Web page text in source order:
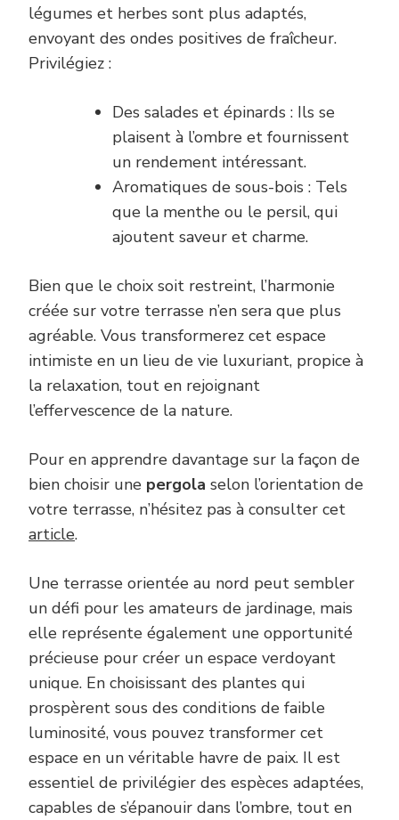
légumes et herbes sont plus adaptés,
envoyant des ondes positives de fraîcheur.
Privilégiez :
Des salades et épinards : Ils se
plaisent à l’ombre et fournissent
un rendement intéressant.
Aromatiques de sous-bois : Tels
que la menthe ou le persil, qui
ajoutent saveur et charme.
Bien que le choix soit restreint, l’harmonie
créée sur votre terrasse n’en sera que plus
agréable. Vous transformerez cet espace
intimiste en un lieu de vie luxuriant, propice à
la relaxation, tout en rejoignant
l’effervescence de la nature.
Pour en apprendre davantage sur la façon de
bien choisir une pergola selon l’orientation de
votre terrasse, n’hésitez pas à consulter cet
article.
Une terrasse orientée au nord peut sembler
un défi pour les amateurs de jardinage, mais
elle représente également une opportunité
précieuse pour créer un espace verdoyant
unique. En choisissant des plantes qui
prospèrent sous des conditions de faible
luminosité, vous pouvez transformer cet
espace en un véritable havre de paix. Il est
essentiel de privilégier des espèces adaptées,
capables de s’épanouir dans l’ombre, tout en